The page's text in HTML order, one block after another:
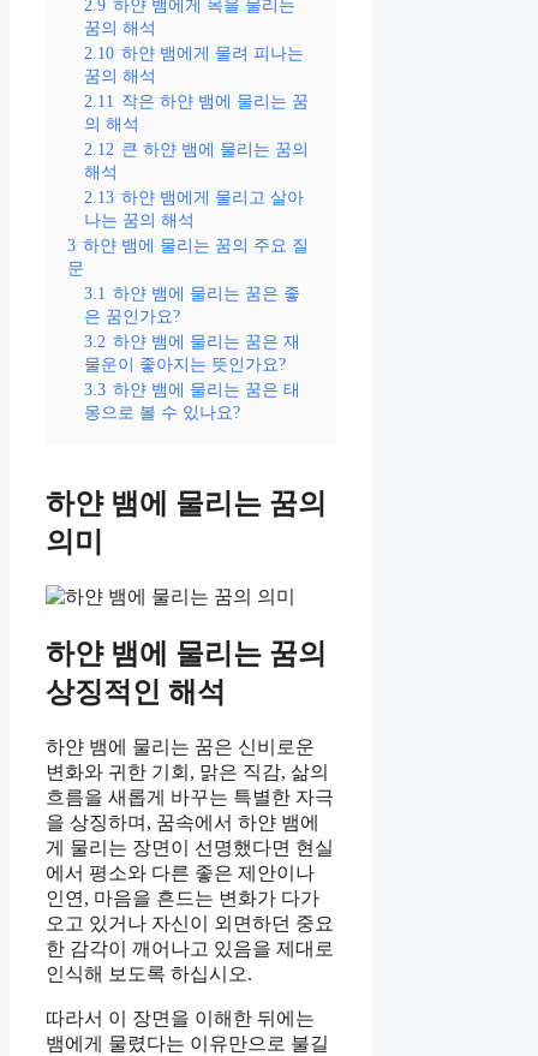
2.9 하얀 뱀에게 목을 물리는
꿈의 해석
2.10 하얀 뱀에게 물려 피나는
꿈의 해석
2.11 작은 하얀 뱀에 물리는 꿈
의 해석
2.12 큰 하얀 뱀에 물리는 꿈의
해석
2.13 하얀 뱀에게 물리고 살아
나는 꿈의 해석
3 하얀 뱀에 물리는 꿈의 주요 질
문
3.1 하얀 뱀에 물리는 꿈은 좋
은 꿈인가요?
3.2 하얀 뱀에 물리는 꿈은 재
물운이 좋아지는 뜻인가요?
3.3 하얀 뱀에 물리는 꿈은 태
몽으로 볼 수 있나요?
하얀 뱀에 물리는 꿈의
의미
하얀 뱀에 물리는 꿈의
상징적인 해석
하얀 뱀에 물리는 꿈은 신비로운
변화와 귀한 기회, 맑은 직감, 삶의
흐름을 새롭게 바꾸는 특별한 자극
을 상징하며, 꿈속에서 하얀 뱀에
게 물리는 장면이 선명했다면 현실
에서 평소와 다른 좋은 제안이나
인연, 마음을 흔드는 변화가 다가
오고 있거나 자신이 외면하던 중요
한 감각이 깨어나고 있음을 제대로
인식해 보도록 하십시오.
따라서 이 장면을 이해한 뒤에는
뱀에게 물렸다는 이유만으로 불길